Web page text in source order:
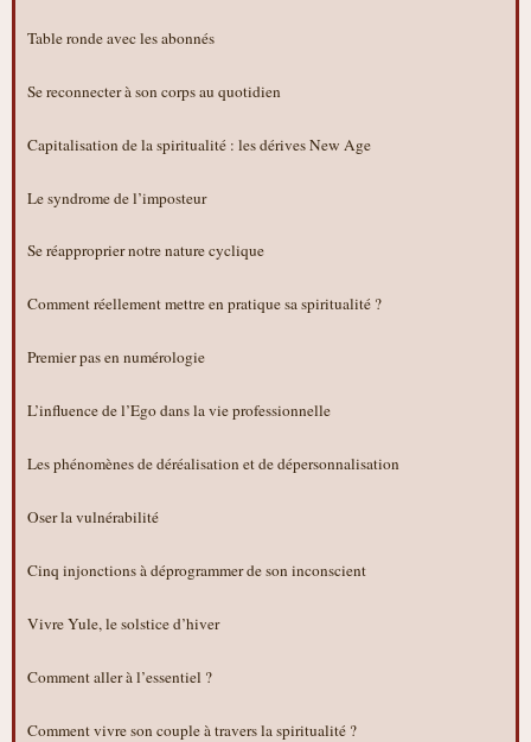
Table ronde avec les abonnés
Se reconnecter à son corps au quotidien
Capitalisation de la spiritualité : les dérives New Age
Le syndrome de l’imposteur
Se réapproprier notre nature cyclique
Comment réellement mettre en pratique sa spiritualité ?
Premier pas en numérologie
L’influence de l’Ego dans la vie professionnelle
Les phénomènes de déréalisation et de dépersonnalisation
Oser la vulnérabilité
Cinq injonctions à déprogrammer de son inconscient
Vivre Yule, le solstice d’hiver
Comment aller à l’essentiel ?
Comment vivre son couple à travers la spiritualité ?